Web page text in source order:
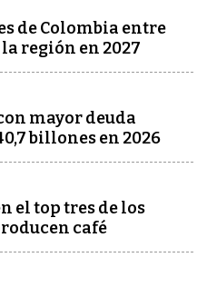
de Colombia entre
región en 2027
mayor deuda
billones en 2026
el top tres de los
café